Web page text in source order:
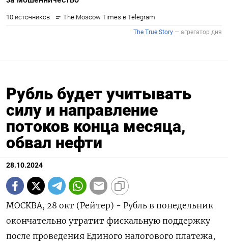
Рубль будет учитывать
силу и направление
потоков конца месяца,
обвал нефти
28.10.2024
МОСКВА, 28 окт (Рейтер) - Рубль в понедельник
окончательно утратит фискальную поддержку
после проведения Единого налогового платежа,